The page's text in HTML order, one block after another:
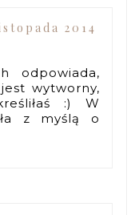
2014
odpowiada,
wytworny,
:) W
z myślą o